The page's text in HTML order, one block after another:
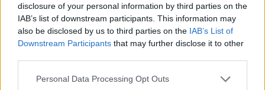
disclosure of your personal information by third parties on the
IAB’s list of downstream participants. This information may
also be disclosed by us to third parties on the IAB’s List of
Downstream Participants that may further disclose it to other
Please note that this website/app uses one or more Google
Personal Data Processing Opt Outs